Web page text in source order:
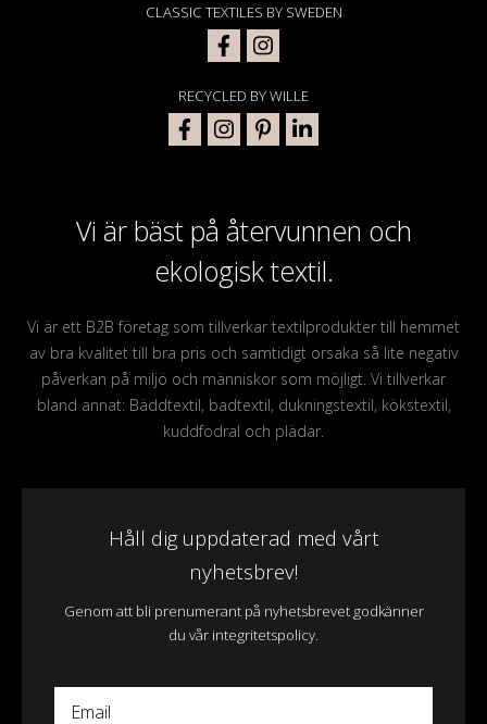
Vi är bäst på återvunnen och
ekologisk textil.
Vi är ett B2B företag som tillverkar textilprodukter till hemmet
av bra kvalitet till bra pris och samtidigt orsaka så lite negativ
påverkan på miljö och människor som möjligt. Vi tillverkar
bland annat: Bäddtextil, badtextil, dukningstextil, kökstextil,
kuddfodral och plädar.
Håll dig uppdaterad med vårt
nyhetsbrev!
Genom att bli prenumerant på nyhetsbrevet godkänner
du vår integritetspolicy.
Email
CLASSIC TEXTILES BY SWEDEN
RECYCLED BY WILLE